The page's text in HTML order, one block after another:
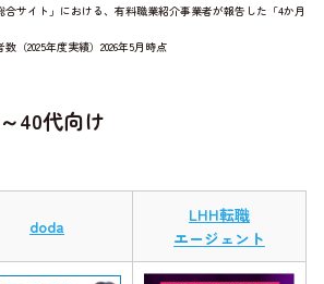
サイト」における、有料職業紹介事業者が報告した「4か月
（2025年度実績）2026年5月時点
40代向け
doda
LHH転職
エージェント